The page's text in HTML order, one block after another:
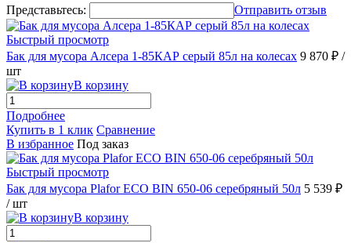
Представьтесь: Отправить отзыв
Быстрый просмотр
Бак для мусора Алсера 1-85КАР серый 85л на колесах 9 870 ₽ /
шт
В корзину
Подробнее
Купить в 1 клик Сравнение
В избранное Под заказ
Быстрый просмотр
Бак для мусора Plafor ECO BIN 650-06 серебряный 50л 5 539 ₽
/ шт
В корзину